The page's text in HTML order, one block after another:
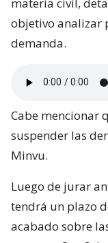
de un ingeniero
Segundo
aclaración.
Juan Pablo
objetivo analizar
demanda.
Cabe mencionar
suspender las